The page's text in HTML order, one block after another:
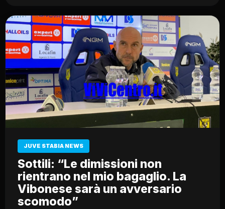
JUVE STABIA NEWS
Sottili: “Le dimissioni non
rientrano nel mio bagaglio. La
Vibonese sarà un avversario
scomodo”